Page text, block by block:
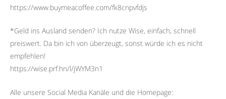
https://www.buymeacoffee.com/fk8cnpvfdjs
*Geld ins Ausland senden? Ich nutze Wise, einfach, schnell
preiswert. Da bin ich von überzeugt, sonst würde ich es nicht
empfehlen!
https://wise.prf.hn/l/jWYM3n1
Alle unsere Social Media Kanäle und die Homepage: